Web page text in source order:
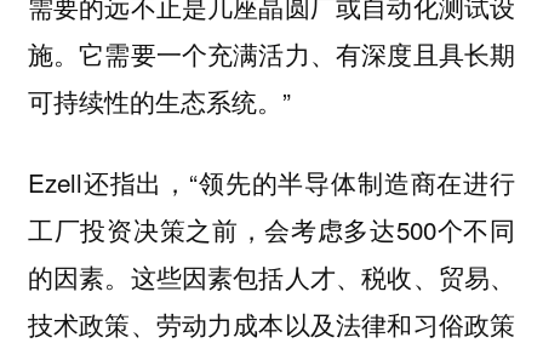
施。它需要一个充满活力、有深度且具长期
可持续性的生态系统。”
Ezell还指出，“领先的半导体制造商在进行
工厂投资决策之前，会考虑多达500个不同
的因素。这些因素包括人才、税收、贸易、
技术政策、劳动力成本以及法律和习俗政策